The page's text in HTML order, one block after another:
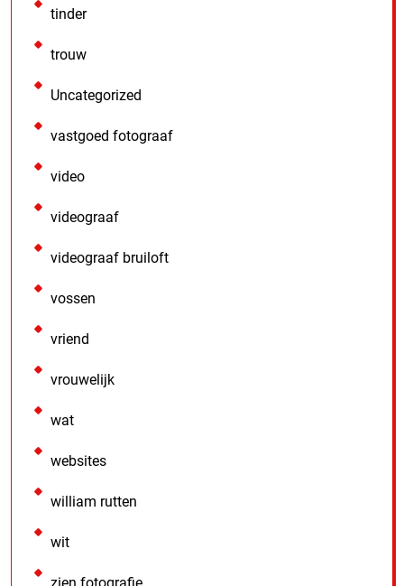
tinder
trouw
Uncategorized
vastgoed fotograaf
video
videograaf
videograaf bruiloft
vossen
vriend
vrouwelijk
wat
websites
william rutten
wit